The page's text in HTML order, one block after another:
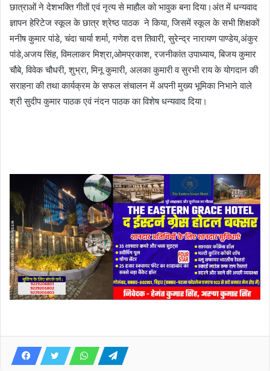
छात्राओं ने देशभक्ति गीतों एवं नृत्य से माहौल को भावुक बना दिया।अंत में धन्यवाद
ज्ञापन हेरिटेज स्कूल के छात्र श्रेष्ठ पाठक ने किया, जिसमें स्कूल के सभी शिक्षकों
मनीष कुमार पांडे, चंदा चार्या शर्मा, गणेश दत्त तिवारी, सुरेन्द्र नारायण पाण्डेय,अंकुर
पांडे,अजय सिंह, विमलाकर मिश्रा,ओमप्रकाश, रजनीकांत उपाध्याय, बिजय कुमार
चौबे, विवेक चौधरी, शुभ्रा, मिनू कुमारी, अलका कुमारी व सुरभी राय के योगदान की
सराहना की तथा कार्यक्रम के सफल संचालन में अपनी मुख्य भूमिका निभाने वाले
श्री सुदीप कुमार पाठक एवं नंदन पाठक का विशेष धन्यवाद दिया।